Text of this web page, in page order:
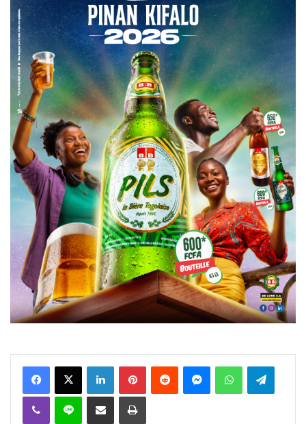
FacebookX Linkedin PinterestReddit MessengerWhatsAppTelegram
Viber Ligne Partager par email Imprimer